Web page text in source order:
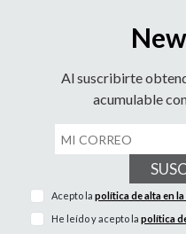
Al suscribirte
acumulable
Acepto lapolítica de alta en
He leído y acepto lapolítica